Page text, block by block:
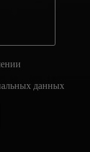
данных